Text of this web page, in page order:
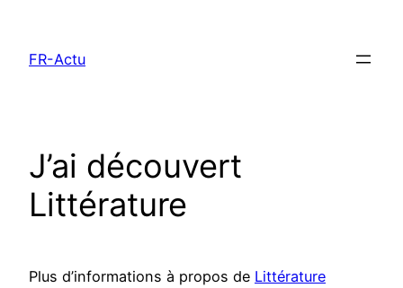
contenu
FR-Actu
J’ai découvert
Littérature
Plus d’informations à propos de Littérature